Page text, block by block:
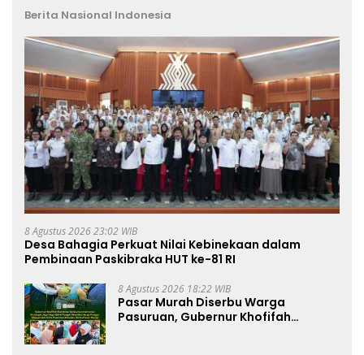
Berita Nasional Indonesia
8 Agustus 2026 23:02 WIB
Desa Bahagia Perkuat Nilai Kebinekaan dalam
Pembinaan Paskibraka HUT ke-81 RI
8 Agustus 2026 18:22 WIB
Pasar Murah Diserbu Warga
Pasuruan, Gubernur Khofifah